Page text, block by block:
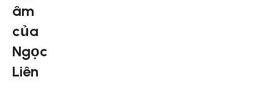
âm
của
Ngọc
Liên